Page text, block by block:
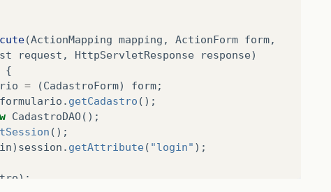
(ActionMapping mapping , ActionForm form,
request , HttpServletResponse response)
{
= (CadastroForm) form;
formulario . getCadastro ();
CadastroDAO();
();
) session . getAttribute( "login" );
);